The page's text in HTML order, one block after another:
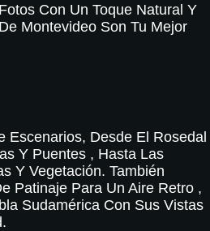
Con Un Toque Natural Y
Montevideo Son Tu Mejor
Escenarios, Desde El Rosedal
Y Puentes , Hasta Las
Y Vegetación. También
Patinaje Para Un Aire Retro ,
Sudamérica Con Sus Vistas
.